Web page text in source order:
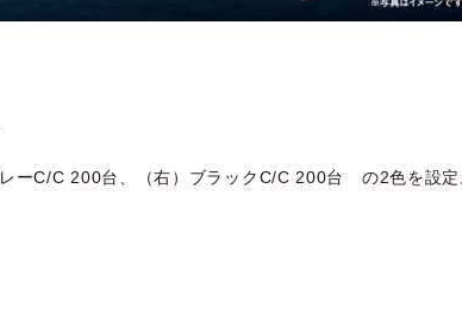
ーC/C 200台、（右）ブラックC/C 200台 の2色を設